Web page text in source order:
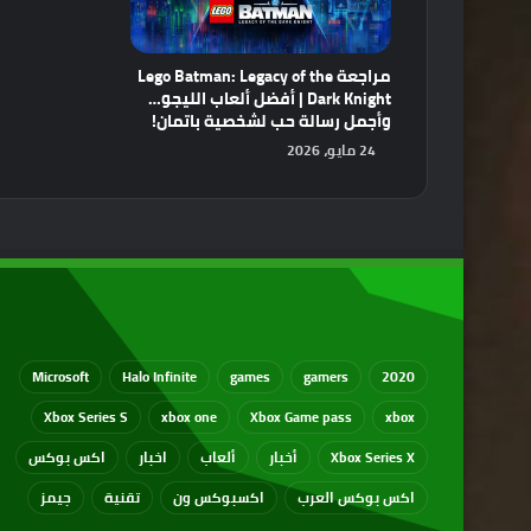
مراجعة Lego Batman: Legacy of the
Dark Knight | أفضل ألعاب الليجو…
وأجمل رسالة حب لشخصية باتمان!
24 مايو، 2026
2020
gamers
games
Halo Infinite
Microsoft
xbox
Xbox Game pass
xbox one
Xbox Series S
Xbox Series X
أخبار ألعاب اخبار
اكس بوكس
اكس بوكس العرب
اكسبوكس ون تقنية جيمز